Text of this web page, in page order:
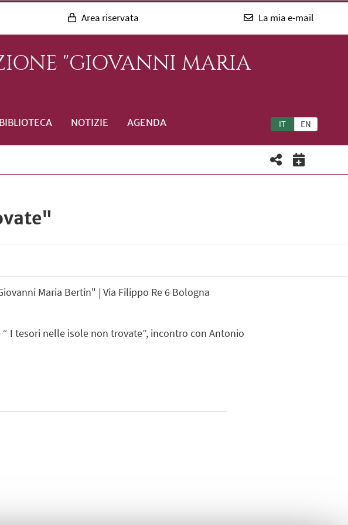
Area riservata La mia e-mail
"GIOVANNI MARIA
IT EN
BIBLIOTECA NOTIZIE AGENDA
Maria Bertin" | Via Filippo Re 6 Bologna
I tesori nelle isole non trovate”, incontro con Antonio